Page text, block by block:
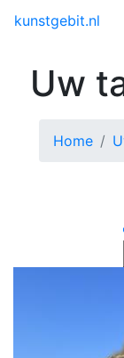
kunstgebit.nl
Uw
Home